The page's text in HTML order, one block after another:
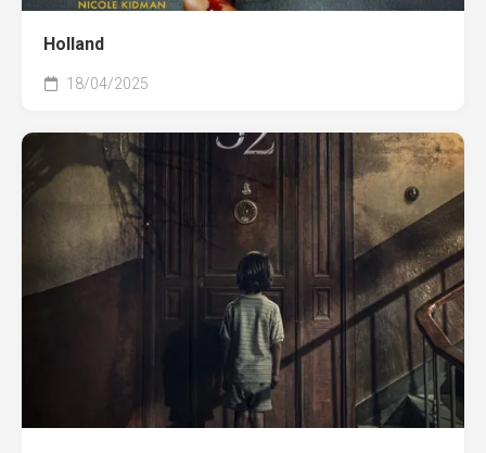
Holland
18/04/2025